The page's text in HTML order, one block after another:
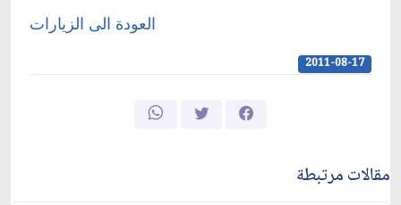
العودة الى الزيارات
2011-08-17
مقالات مرتبطة